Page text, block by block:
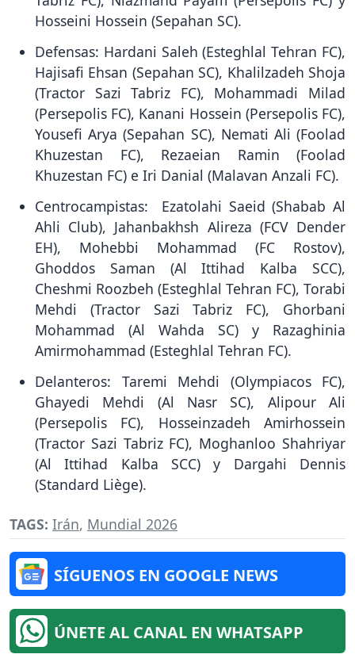
Hosseini Hossein (Sepahan SC).
Defensas: Hardani Saleh (Esteghlal Tehran FC),
Hajisafi Ehsan (Sepahan SC), Khalilzadeh Shoja
(Tractor Sazi Tabriz FC), Mohammadi Milad
(Persepolis FC), Kanani Hossein (Persepolis FC),
Yousefi Arya (Sepahan SC), Nemati Ali (Foolad
Khuzestan FC), Rezaeian Ramin (Foolad
Khuzestan FC) e Iri Danial (Malavan Anzali FC).
Centrocampistas: Ezatolahi Saeid (Shabab Al
Ahli Club), Jahanbakhsh Alireza (FCV Dender
EH), Mohebbi Mohammad (FC Rostov),
Ghoddos Saman (Al Ittihad Kalba SCC),
Cheshmi Roozbeh (Esteghlal Tehran FC), Torabi
Mehdi (Tractor Sazi Tabriz FC), Ghorbani
Mohammad (Al Wahda SC) y Razaghinia
Amirmohammad (Esteghlal Tehran FC).
Delanteros: Taremi Mehdi (Olympiacos FC),
Ghayedi Mehdi (Al Nasr SC), Alipour Ali
(Persepolis FC), Hosseinzadeh Amirhossein
(Tractor Sazi Tabriz FC), Moghanloo Shahriyar
(Al Ittihad Kalba SCC) y Dargahi Dennis
(Standard Liège).
TAGS: Irán, Mundial 2026
SÍGUENOS EN GOOGLE NEWS
ÚNETE AL CANAL EN WHATSAPP